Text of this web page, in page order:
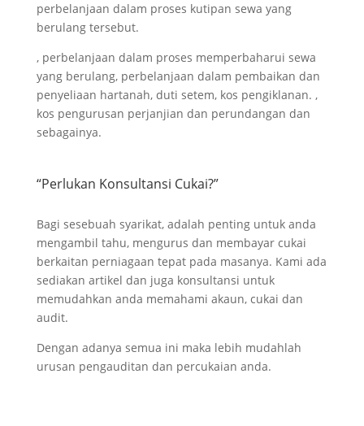
perbelanjaan dalam proses kutipan sewa yang
berulang tersebut.
, perbelanjaan dalam proses memperbaharui sewa
yang berulang, perbelanjaan dalam pembaikan dan
penyeliaan hartanah, duti setem, kos pengiklanan. ,
kos pengurusan perjanjian dan perundangan dan
sebagainya.
“Perlukan Konsultansi Cukai?”
Bagi sesebuah syarikat, adalah penting untuk anda
mengambil tahu, mengurus dan membayar cukai
berkaitan perniagaan tepat pada masanya. Kami ada
sediakan artikel dan juga konsultansi untuk
memudahkan anda memahami akaun, cukai dan
audit.
Dengan adanya semua ini maka lebih mudahlah
urusan pengauditan dan percukaian anda.